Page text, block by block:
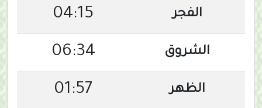
الفجر 04:15
الشروق 06:34
الظهر 01:57